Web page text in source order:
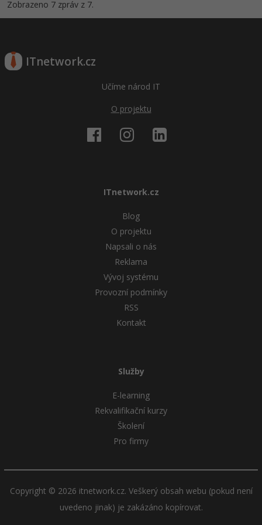
Zobrazeno 7 zpráv z 7.
ITnetwork.cz
Učíme národ IT
O projektu
ITnetwork.cz
Blog
O projektu
Napsali o nás
Reklama
Vývoj systému
Provozní podmínky
RSS
Kontakt
Služby
E-learning
Rekvalifikační kurzy
Školení
Pro firmy
Copyright © 2026 itnetwork.cz. Veškerý obsah webu (pokud není
uvedeno jinak) je zakázáno kopírovat.